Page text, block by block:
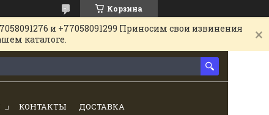
Корзина
и +77058091299 Приносим свои извинения
каталоге.
КОНТАКТЫ ДОСТАВКА